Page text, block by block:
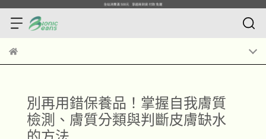
別再用錯保養品！掌握自我膚質
檢測、膚質分類與判斷皮膚缺水